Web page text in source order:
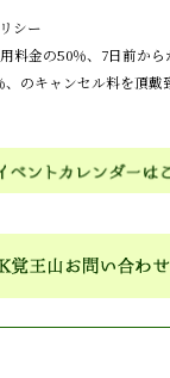
シー
料金の50％、7日前から
、のキャンセル料を頂戴